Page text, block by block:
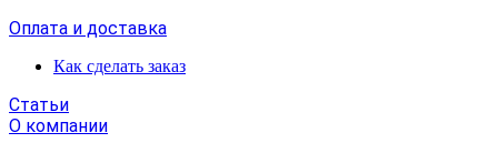
Оплата и доставка
Как сделать заказ
Статьи
О компании